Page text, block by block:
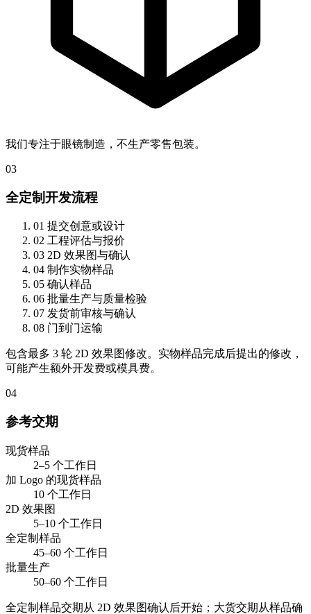
我们专注于眼镜制造，不生产零售包装。
03
全定制开发流程
01 提交创意或设计
02 工程评估与报价
03 2D 效果图与确认
04 制作实物样品
05 确认样品
06 批量生产与质量检验
07 发货前审核与确认
08 门到门运输
包含最多 3 轮 2D 效果图修改。实物样品完成后提出的修改，
可能产生额外开发费或模具费。
04
参考交期
现货样品
2–5 个工作日
加 Logo 的现货样品
10 个工作日
2D 效果图
5–10 个工作日
全定制样品
45–60 个工作日
批量生产
50–60 个工作日
全定制样品交期从 2D 效果图确认后开始；大货交期从样品确